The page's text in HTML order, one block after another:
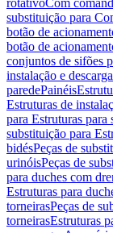
rotativoCom
substituição para
botão de
botão de
conjuntos de sifões
instalação e descarga
paredePainéis
Estruturas de
para Estruturas para
substituição para
bidésPeças de
urinóisPeças de
para duches com
Estruturas para
torneirasPeças de
torneirasEstruturas